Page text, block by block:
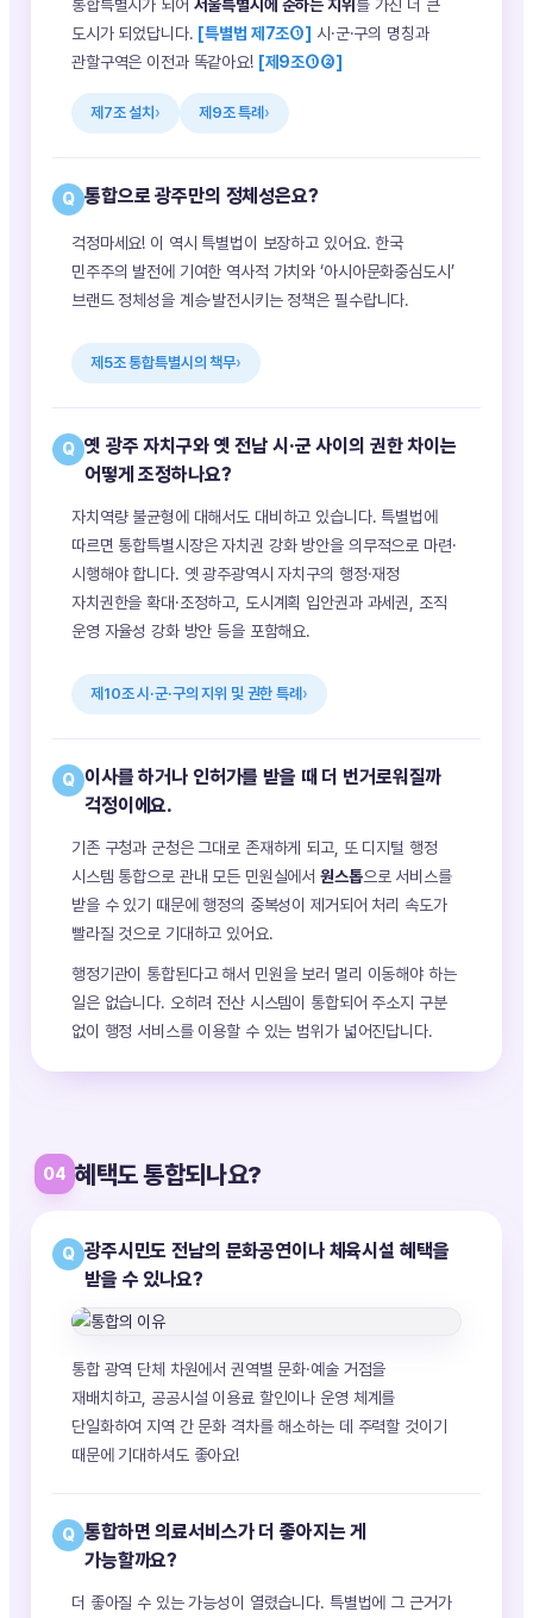
통합특별시가 되어 서울특별시에 준하는 지위를 가진 더 큰
도시가 되었답니다. [특별법 제7조①] 시·군·구의 명칭과
관할구역은 이전과 똑같아요! [제9조①②]
제7조 설치 제9조 특례
Q 통합으로 광주만의 정체성은요?
걱정마세요! 이 역시 특별법이 보장하고 있어요. 한국
민주주의 발전에 기여한 역사적 가치와 ‘아시아문화중심도시’
브랜드 정체성을 계승·발전시키는 정책은 필수랍니다.
제5조 통합특별시의 책무
Q 옛 광주 자치구와 옛 전남 시·군 사이의 권한 차이는
어떻게 조정하나요?
자치역량 불균형에 대해서도 대비하고 있습니다. 특별법에
따르면 통합특별시장은 자치권 강화 방안을 의무적으로 마련·
시행해야 합니다. 옛 광주광역시 자치구의 행정·재정
자치권한을 확대·조정하고, 도시계획 입안권과 과세권, 조직
운영 자율성 강화 방안 등을 포함해요.
제10조 시·군·구의 지위 및 권한 특례
Q 이사를 하거나 인허가를 받을 때 더 번거로워질까
걱정이에요.
기존 구청과 군청은 그대로 존재하게 되고, 또 디지털 행정
시스템 통합으로 관내 모든 민원실에서원스톱으로 서비스를
받을 수 있기 때문에 행정의 중복성이 제거되어 처리 속도가
빨라질 것으로 기대하고 있어요.
행정기관이 통합된다고 해서 민원을 보러 멀리 이동해야 하는
일은 없습니다. 오히려 전산 시스템이 통합되어 주소지 구분
없이 행정 서비스를 이용할 수 있는 범위가 넓어진답니다.
04 혜택도 통합되나요?
Q 광주시민도 전남의 문화공연이나 체육시설 혜택을
받을 수 있나요?
통합 광역 단체 차원에서 권역별 문화·예술 거점을
재배치하고, 공공시설 이용료 할인이나 운영 체계를
단일화하여 지역 간 문화 격차를 해소하는 데 주력할 것이기
때문에 기대하셔도 좋아요!
Q 통합하면 의료서비스가 더 좋아지는 게
가능할까요?
더 좋아질 수 있는 가능성이 열렸습니다. 특별법에 그 근거가